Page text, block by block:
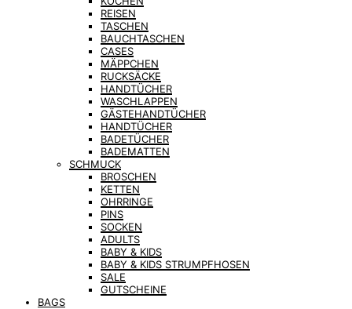
REISEN
TASCHEN
BAUCHTASCHEN
CASES
MÄPPCHEN
RUCKSÄCKE
HANDTÜCHER
WASCHLAPPEN
GÄSTEHANDTÜCHER
HANDTÜCHER
BADETÜCHER
BADEMATTEN
SCHMUCK
BROSCHEN
KETTEN
OHRRINGE
PINS
SOCKEN
ADULTS
BABY & KIDS
BABY & KIDS STRUMPFHOSEN
SALE
GUTSCHEINE
BAGS